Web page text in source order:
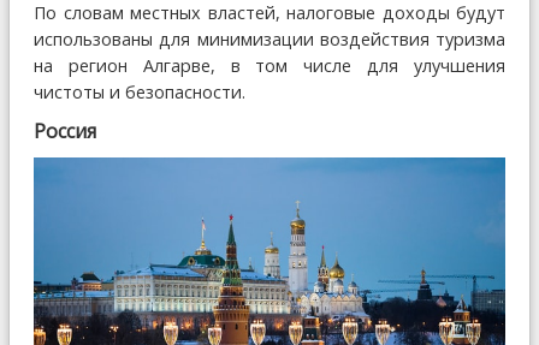
По словам местных властей, налоговые доходы будут
использованы для минимизации воздействия туризма
на регион Алгарве, в том числе для улучшения
чистоты и безопасности.
Россия